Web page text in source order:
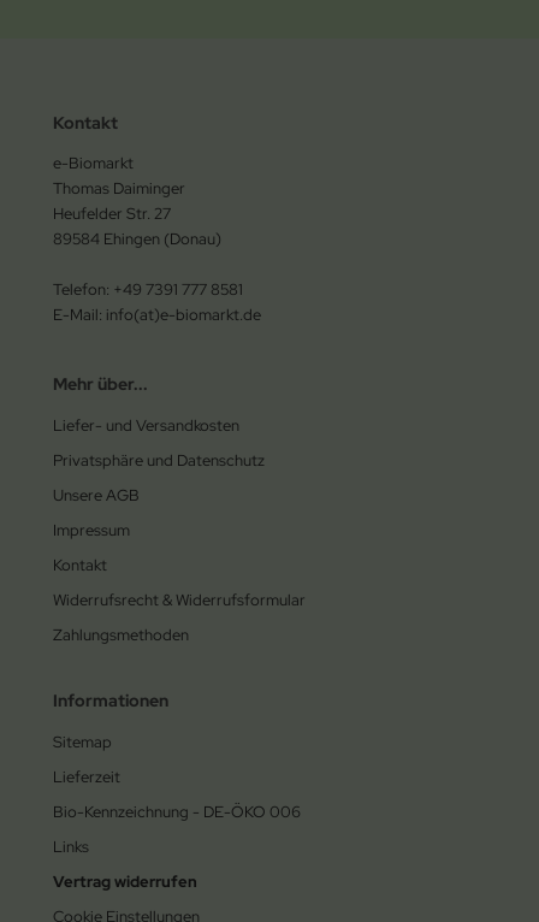
Kontakt
e-Biomarkt
Thomas Daiminger
Heufelder Str. 27
89584 Ehingen (Donau)
Telefon: +49 7391 777 8581
E-Mail: info(at)e-biomarkt.de
Mehr über...
Liefer- und Versandkosten
Privatsphäre und Datenschutz
Unsere AGB
Impressum
Kontakt
Widerrufsrecht & Widerrufsformular
Zahlungsmethoden
Informationen
Sitemap
Lieferzeit
Bio-Kennzeichnung - DE-ÖKO 006
Links
Vertrag widerrufen
Cookie Einstellungen